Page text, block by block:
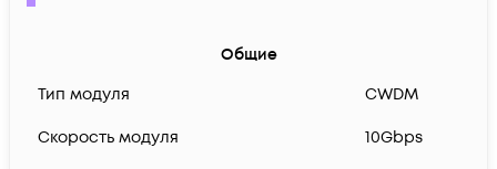
Общие
Тип модуля
CWDM
Скорость модуля 10Gbps